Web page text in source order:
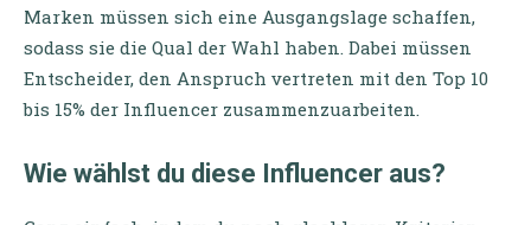
Marken müssen sich eine Ausgangslage schaffen,
sodass sie die Qual der Wahl haben. Dabei müssen
Entscheider, den Anspruch vertreten mit den Top 10
bis 15% der Influencer zusammenzuarbeiten.
Wie wählst du diese Influencer aus?